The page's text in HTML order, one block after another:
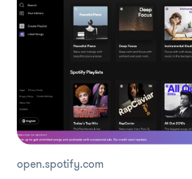
open.spotify.com